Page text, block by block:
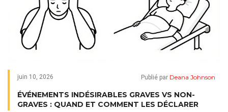
juin 10, 2026 Publié par Deana Johnson
ÉVÉNEMENTS INDÉSIRABLES GRAVES VS NON-
GRAVES : QUAND ET COMMENT LES DÉCLARER